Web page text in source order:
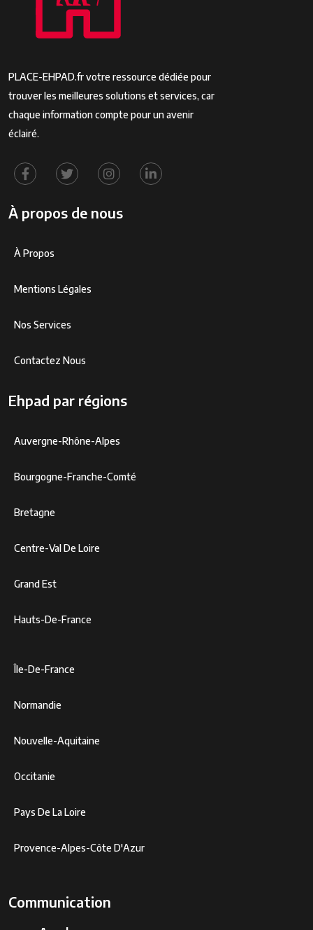
PLACE-EHPAD.fr votre ressource dédiée pour
trouver les meilleures solutions et services, car
chaque information compte pour un avenir
éclairé.
À propos de nous
À Propos
Mentions Légales
Nos Services
Contactez Nous
Ehpad par régions
Auvergne-Rhône-Alpes
Bourgogne-Franche-Comté
Bretagne
Centre-Val De Loire
Grand Est
Hauts-De-France
Île-De-France
Normandie
Nouvelle-Aquitaine
Occitanie
Pays De La Loire
Provence-Alpes-Côte D'Azur
Communication